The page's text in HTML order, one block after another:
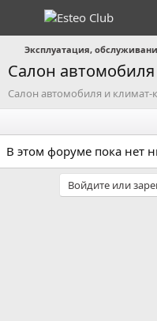
Эксплуатация,
Салон
Салон автомобиля и климат-
В этом форуме пока нет
Войдите или